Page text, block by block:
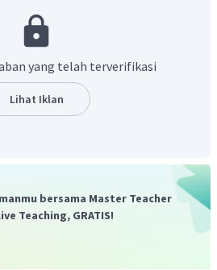
Rp864.000
pak Ahmad adalah
yang telah terverifikasi
Lihat Iklan
bersama Master Teacher
Teaching, GRATIS!